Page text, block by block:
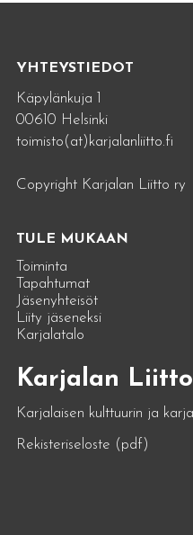
YHTEYSTIEDOT
Käpylänkuja 1
00610 Helsinki
toimisto(at)karjalanliitto.fi
Copyright Karjalan Liitto ry
TULE MUKAAN
Toiminta
Tapahtumat
Jäsenyhteisöt
Liity jäseneksi
Karjalatalo
Karjalan Liitto
Karjalaisen kulttuurin ja
Rekisteriseloste (pdf)